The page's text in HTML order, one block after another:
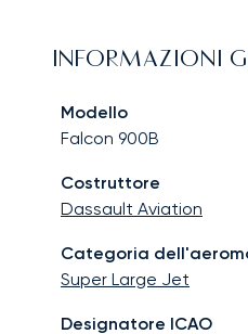
INFORMAZIONI
Modello
Falcon 900B
Costruttore
Dassault Aviation
Categoria
Super Large Jet
Designatore ICAO